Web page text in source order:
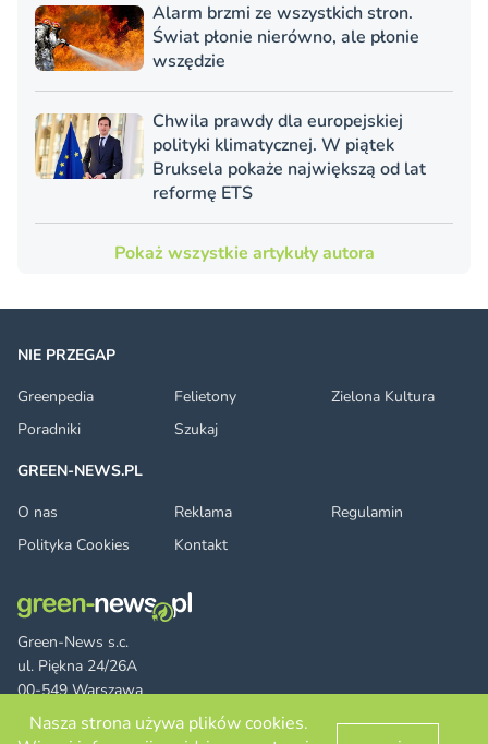
Alarm brzmi ze wszystkich stron.
Świat płonie nierówno, ale płonie
wszędzie
Chwila prawdy dla europejskiej
polityki klimatycznej. W piątek
Bruksela pokaże największą od lat
reformę ETS
Pokaż wszystkie artykuły autora
Green-News s.c.
ul. Piękna 24/26A
00-549 Warszawa
NIE PRZEGAP
Greenpedia
Felietony
Zielona Kultura
Poradniki
Szukaj
GREEN-NEWS.PL
O nas
Reklama
Regulamin
Polityka Cookies
Kontakt
Nasza strona używa plików cookies.